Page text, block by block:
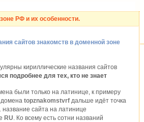
РФ и их особенности.
сайтов знакомств в доменной зоне
кириллические названия сайтов
подробнее для тех, кто не знает
были только на латинице, к примеру
домена topznakomstvrf дальше идёт точка
название сайта на латинице
RU. Ко всему есть сотни названий